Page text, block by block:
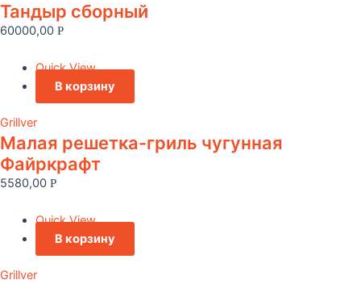
Тандыр сборный
60000,00 Р
Quick View
В корзину
Grillver
Малая решетка-гриль чугунная
Файркрафт
5580,00 Р
Quick View
В корзину
Grillver